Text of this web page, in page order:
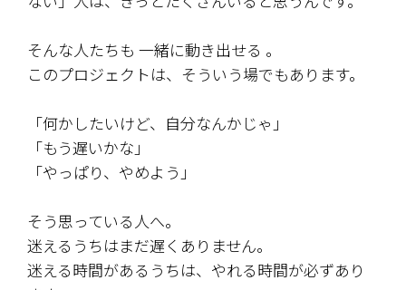
そんな人たちも 一緒に動き出せる ――。
このプロジェクトは、そういう場でもあります。
「何かしたいけど、自分なんかじゃ」
「もう遅いかな」
「やっぱり、やめよう」
そう思っている人へ。
迷えるうちはまだ遅くありません。
迷える時間があるうちは、やれる時間が必ずあり